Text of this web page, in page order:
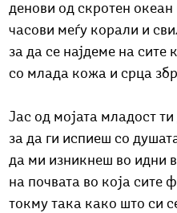
денови од скротен
часови меѓу корали и
за да се најдеме на сите
со млада кожа и срца
Јас од мојата младост
за да ги испиеш со
да ми изникнеш во идни
на почвата во која сите
токму така како што си